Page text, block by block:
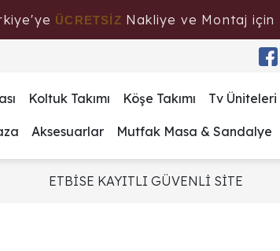
ÜCRETSİZ Nakliye ve Montaj için
Koltuk Takımı Köşe Takımı Tv Üniteleri
Aksesuarlar Mutfak Masa & Sandalye
ETBİSE KAYITLI GÜVENLİ SİTE